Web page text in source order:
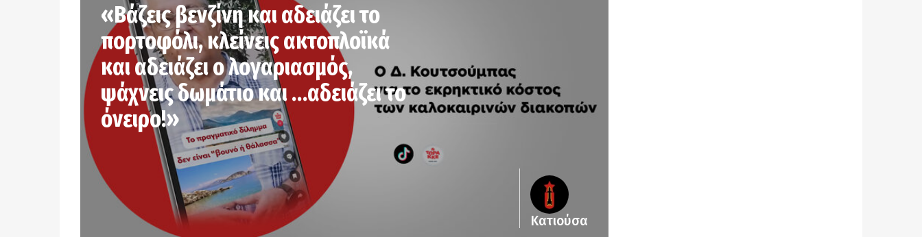
«Βάζεις βενζίνη και αδειάζει το
πορτοφόλι, κλείνεις ακτοπλοϊκά
και αδειάζει ο λογαριασμός,
ψάχνεις δωμάτιο και …αδειάζει το
όνειρο!»
Κατιούσα